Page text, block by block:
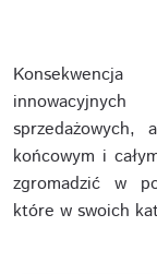
końcowym i
zgromadzić w
które w swoich